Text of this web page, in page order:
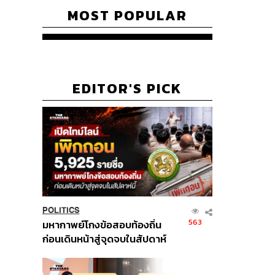
MOST POPULAR
EDITOR'S PICK
POLITICS
มหากาพย์โกงข้อสอบท้องถิ่น
ก่อนเดินหน้าสู่จุดจบในสัปดาห์
563